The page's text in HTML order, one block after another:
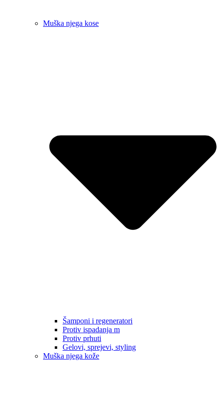
Muška njega kose
Šamponi i regeneratori
Protiv ispadanja m
Protiv prhuti
Gelovi, sprejevi, styling
Muška njega kože